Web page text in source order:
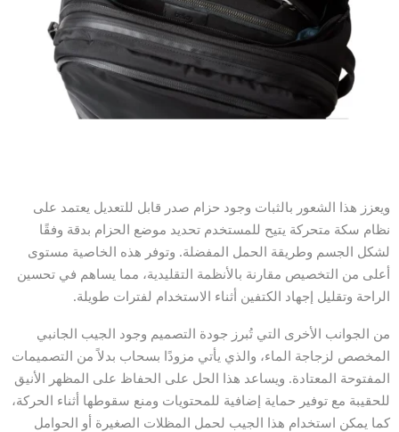
ويعزز هذا الشعور بالثبات وجود حزام صدر قابل للتعديل يعتمد على
نظام سكة متحركة يتيح للمستخدم تحديد موضع الحزام بدقة وفقًا
لشكل الجسم وطريقة الحمل المفضلة. وتوفر هذه الخاصية مستوى
أعلى من التخصيص مقارنة بالأنظمة التقليدية، مما يساهم في تحسين
الراحة وتقليل إجهاد الكتفين أثناء الاستخدام لفترات طويلة.
من الجوانب الأخرى التي تُبرز جودة التصميم وجود الجيب الجانبي
المخصص لزجاجة الماء، والذي يأتي مزودًا بسحاب بدلاً من التصميمات
المفتوحة المعتادة. ويساعد هذا الحل على الحفاظ على المظهر الأنيق
للحقيبة مع توفير حماية إضافية للمحتويات ومنع سقوطها أثناء الحركة،
كما يمكن استخدام هذا الجيب لحمل المظلات الصغيرة أو الحوامل